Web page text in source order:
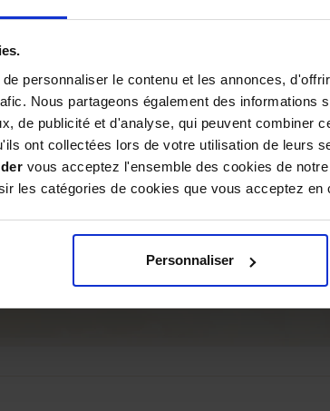
personnaliser le contenu et les annonces,
Nous partageons également des informations
de publicité et d'analyse, qui peuvent combiner
ont collectées lors de votre utilisation de leurs
vous acceptez l'ensemble des cookies de
les catégories de cookies que vous acceptez en
Personnaliser
artisanal rigoureux. Les
une extraction
du fruit. Ce
supérieure, mais aussi
huiles d'olive de Provence
et son goût
amertume et piquant,
dorée et limpide est un
huile d'exception.